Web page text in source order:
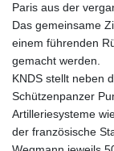
Paris aus der
Das gemeinsame
einem führenden
gemacht werden.
KNDS stellt neben
Schützenpanzer
Artilleriesysteme
der französische